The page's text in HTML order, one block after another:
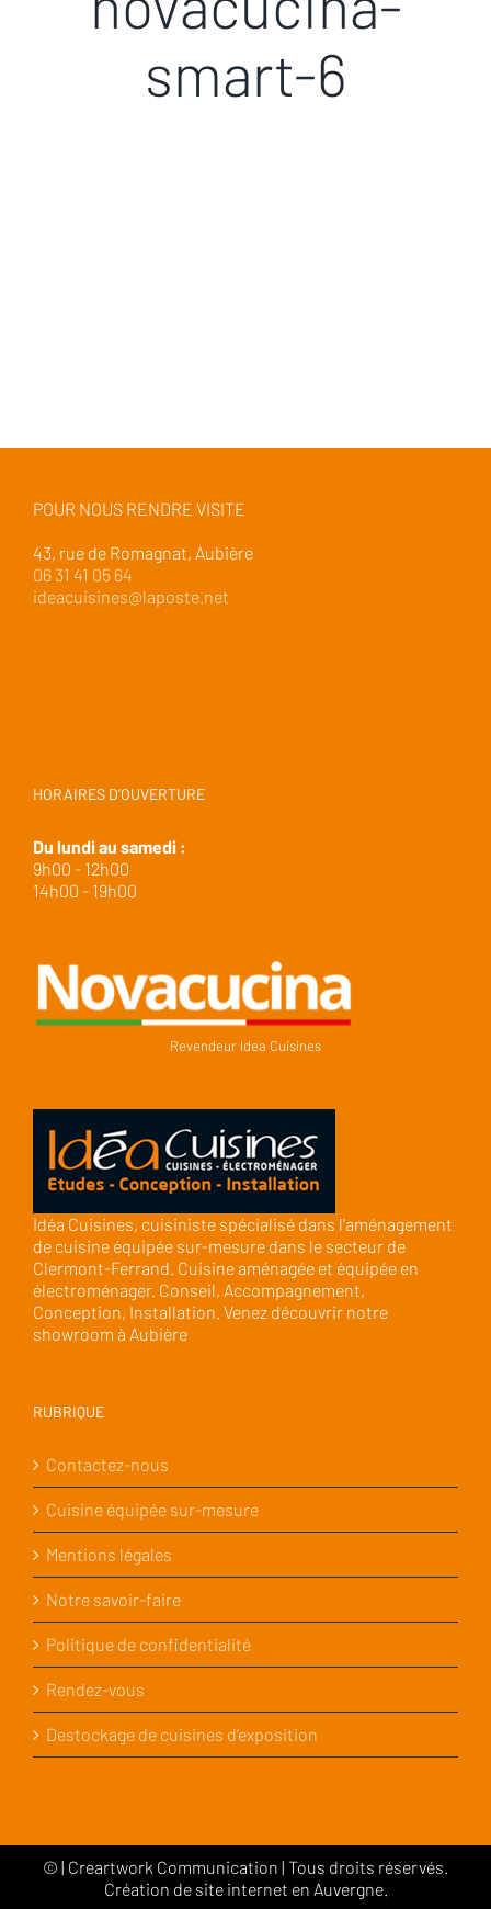
smart-6
POUR NOUS RENDRE VISITE
43, rue de Romagnat, Aubière
06 31 41 05 64
ideacuisines@laposte.net
HORAIRES D’OUVERTURE
Du lundi au samedi :
9h00 - 12h00
14h00 - 19h00
Revendeur Idea Cuisines
Idéa Cuisines, cuisiniste spécialisé dans l'aménagement
de cuisine équipée sur-mesure dans le secteur de
Clermont-Ferrand. Cuisine aménagée et équipée en
électroménager. Conseil, Accompagnement,
Conception, Installation. Venez découvrir notre
showroom à Aubière
RUBRIQUE
Contactez-nous
Cuisine équipée sur-mesure
Mentions légales
Notre savoir-faire
Politique de confidentialité
Rendez-vous
Destockage de cuisines d’exposition
© | Creartwork Communication | Tous droits réservés.
Création de site internet en Auvergne.